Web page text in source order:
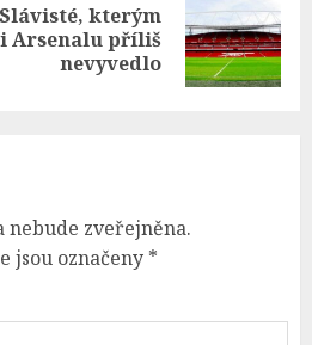
kterým
Arsenalu příliš
nevyvedlo
nebude zveřejněna.
jsou označeny *